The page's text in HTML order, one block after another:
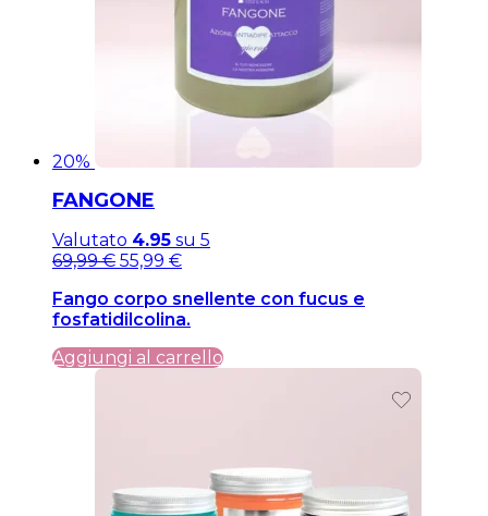
20%
FANGONE
Valutato 4.95 su 5
Il
originale
era:
69,99 €.
69,99€Il
attuale
è:
69,99 €.
55,99 €
Fango corpo snellente con fucus e
fosfatidilcolina.
Aggiungi al carrello